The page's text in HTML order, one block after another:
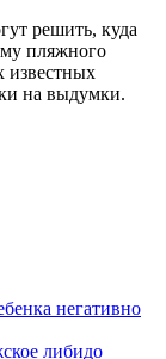
решить, куда
пляжного
известных
на выдумки.
негативно
либидо